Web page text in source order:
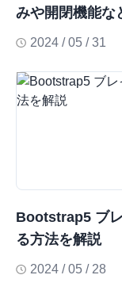
みや開閉機能な
2024 / 05 / 31
Bootstrap5 ブ
る方法を解説
2024 / 05 / 28